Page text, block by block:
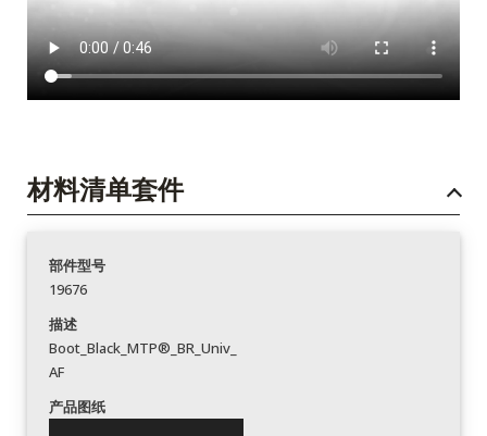
材料清单套件
部件型号
19676
描述
Boot_Black_MTP®_BR_Univ_
AF
产品图纸